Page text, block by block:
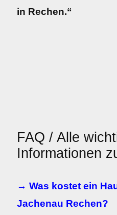
in Rechen.“
FAQ / Alle
Informationen
→ Was kostet ein
Jachenau Rechen?